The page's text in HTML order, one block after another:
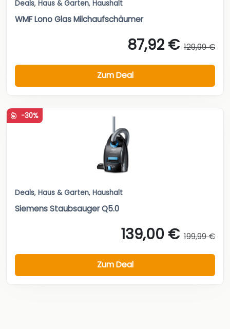
Deals, Haus & Garten, Haushalt
WMF Lono Glas Milchaufschäumer
87,92 € 129,99 €
Zum Deal
-30%
Deals, Haus & Garten, Haushalt
Siemens Staubsauger Q5.0
139,00 € 199,99 €
Zum Deal